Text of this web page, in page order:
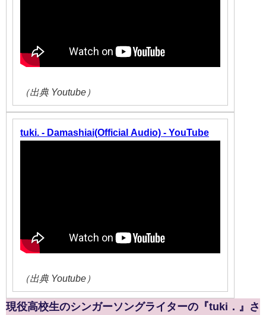
（出典 Youtube）
tuki. - Damashiai(Official Audio) - YouTube
（出典 Youtube）
現役高校生のシンガーソングライターの『tuki．』さ